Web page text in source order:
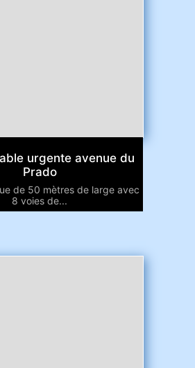
urgente avenue du
Prado
de 50 mètres de large avec
8 voies de...